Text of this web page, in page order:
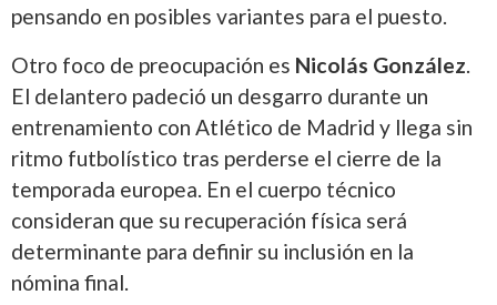
pensando en posibles variantes para el puesto.
Otro foco de preocupación es Nicolás González.
El delantero padeció un desgarro durante un
entrenamiento con Atlético de Madrid y llega sin
ritmo futbolístico tras perderse el cierre de la
temporada europea. En el cuerpo técnico
consideran que su recuperación física será
determinante para definir su inclusión en la
nómina final.